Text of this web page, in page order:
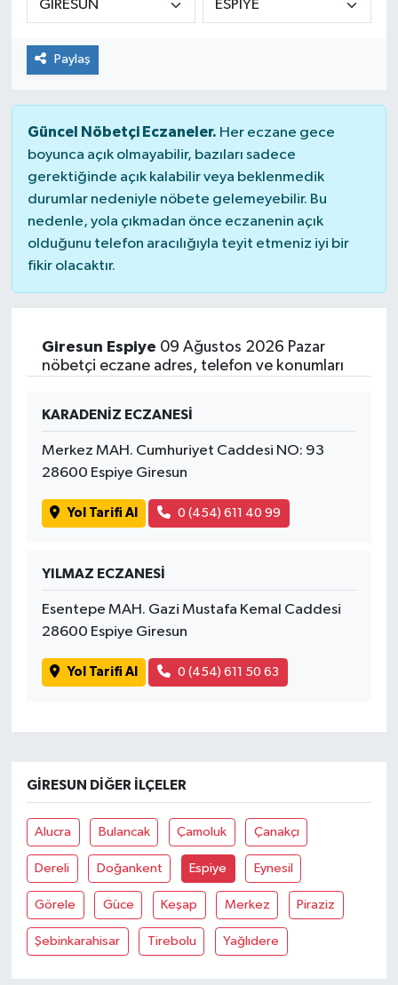
Paylaş
Güncel Nöbetçi Eczaneler. Her eczane gece
boyunca açık olmayabilir, bazıları sadece
gerektiğinde açık kalabilir veya beklenmedik
durumlar nedeniyle nöbete gelemeyebilir. Bu
nedenle, yola çıkmadan önce eczanenin açık
olduğunu telefon aracılığıyla teyit etmeniz iyi bir
fikir olacaktır.
Giresun Espiye 09 Ağustos 2026 Pazar
nöbetçi eczane adres, telefon ve konumları
KARADENİZ ECZANESİ
Merkez MAH. Cumhuriyet Caddesi NO: 93
28600 Espiye Giresun
Yol Tarifi Al 0 (454) 611 40 99
YILMAZ ECZANESİ
Esentepe MAH. Gazi Mustafa Kemal Caddesi
28600 Espiye Giresun
Yol Tarifi Al 0 (454) 611 50 63
GIRESUN DIĞER İLÇELER
Alucra Bulancak Çamoluk Çanakçı
Dereli Doğankent Espiye Eynesil
Görele Güce Keşap Merkez Piraziz
Şebinkarahisar Tirebolu Yağlıdere
Teknoloji
Okul Gazetesi